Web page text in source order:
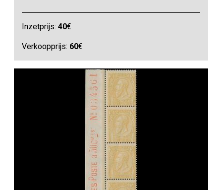
Inzetprijs:40€
Verkoopprijs: 60€